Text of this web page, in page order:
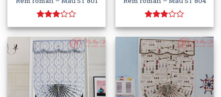
Rated
2.93
out of
5
Rated
3.00
out of
5